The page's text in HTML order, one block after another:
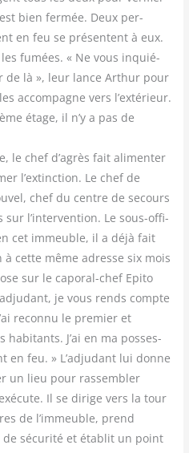
bien fer­mée. Deux per­
en feu se pré­sentent à eux.
fumées. « Ne vous inquié­
de là », leur lance Arthur pour
accom­pagne vers l’extérieur.
étage, il n’y a pas de
le chef d’agrès fait ali­men­ter
l’extinction. Le chef de
chef du centre de secours
sur l’intervention. Le sous-offi­
cet immeuble, il a déjà fait
cette même adresse six mois
sur le capo­ral-chef Epi­to
je vous rends compte
recon­nu le pre­mier et
habi­tants. J’ai en ma pos­ses­
en feu. » L’adjudant lui donne
un lieu pour ras­sem­bler
Il se dirige vers la tour
de l’immeuble, prend
de sécu­ri­té et éta­blit un point